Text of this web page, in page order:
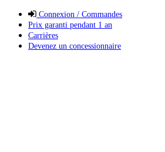
Connexion / Commandes
Prix garanti pendant 1 an
Carrières
Devenez un concessionnaire